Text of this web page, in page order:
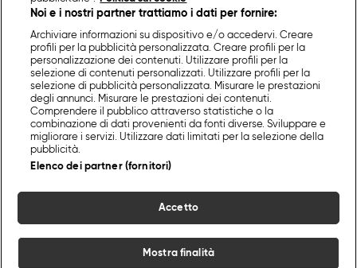
Noi e i nostri partner trattiamo i dati per fornire:
Archiviare informazioni su dispositivo e/o accedervi. Creare
profili per la pubblicità personalizzata. Creare profili per la
personalizzazione dei contenuti. Utilizzare profili per la
selezione di contenuti personalizzati. Utilizzare profili per la
selezione di pubblicità personalizzata. Misurare le prestazioni
degli annunci. Misurare le prestazioni dei contenuti.
Comprendere il pubblico attraverso statistiche o la
combinazione di dati provenienti da fonti diverse. Sviluppare e
migliorare i servizi. Utilizzare dati limitati per la selezione della
pubblicità.
Elenco dei partner (fornitori)
Accetto
Mostra finalità